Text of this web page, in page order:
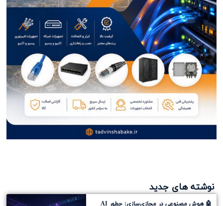
نوشته های جدید
🤖 هوش مصنوعی در مجازی‌سازی: چطور AI